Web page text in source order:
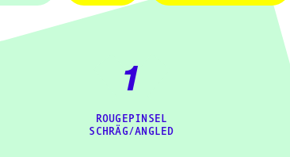
1
ROUGEPINSEL
SCHRÄG/ANGLED